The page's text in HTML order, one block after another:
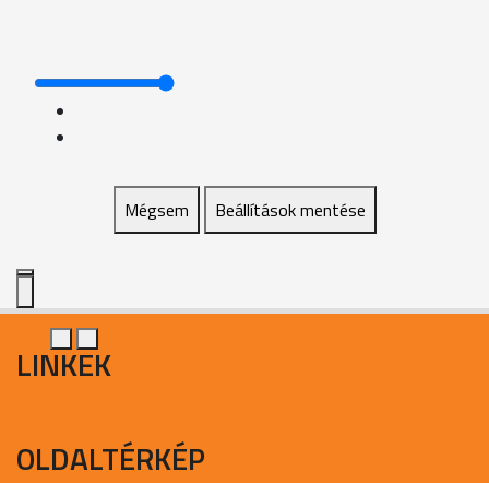
Mégsem Beállítások mentése
LINKEK
OLDALTÉRKÉP